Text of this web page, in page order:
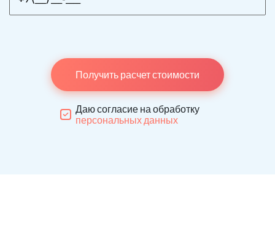
Получить расчет стоимости
Даю согласие на обработку
персональных данных